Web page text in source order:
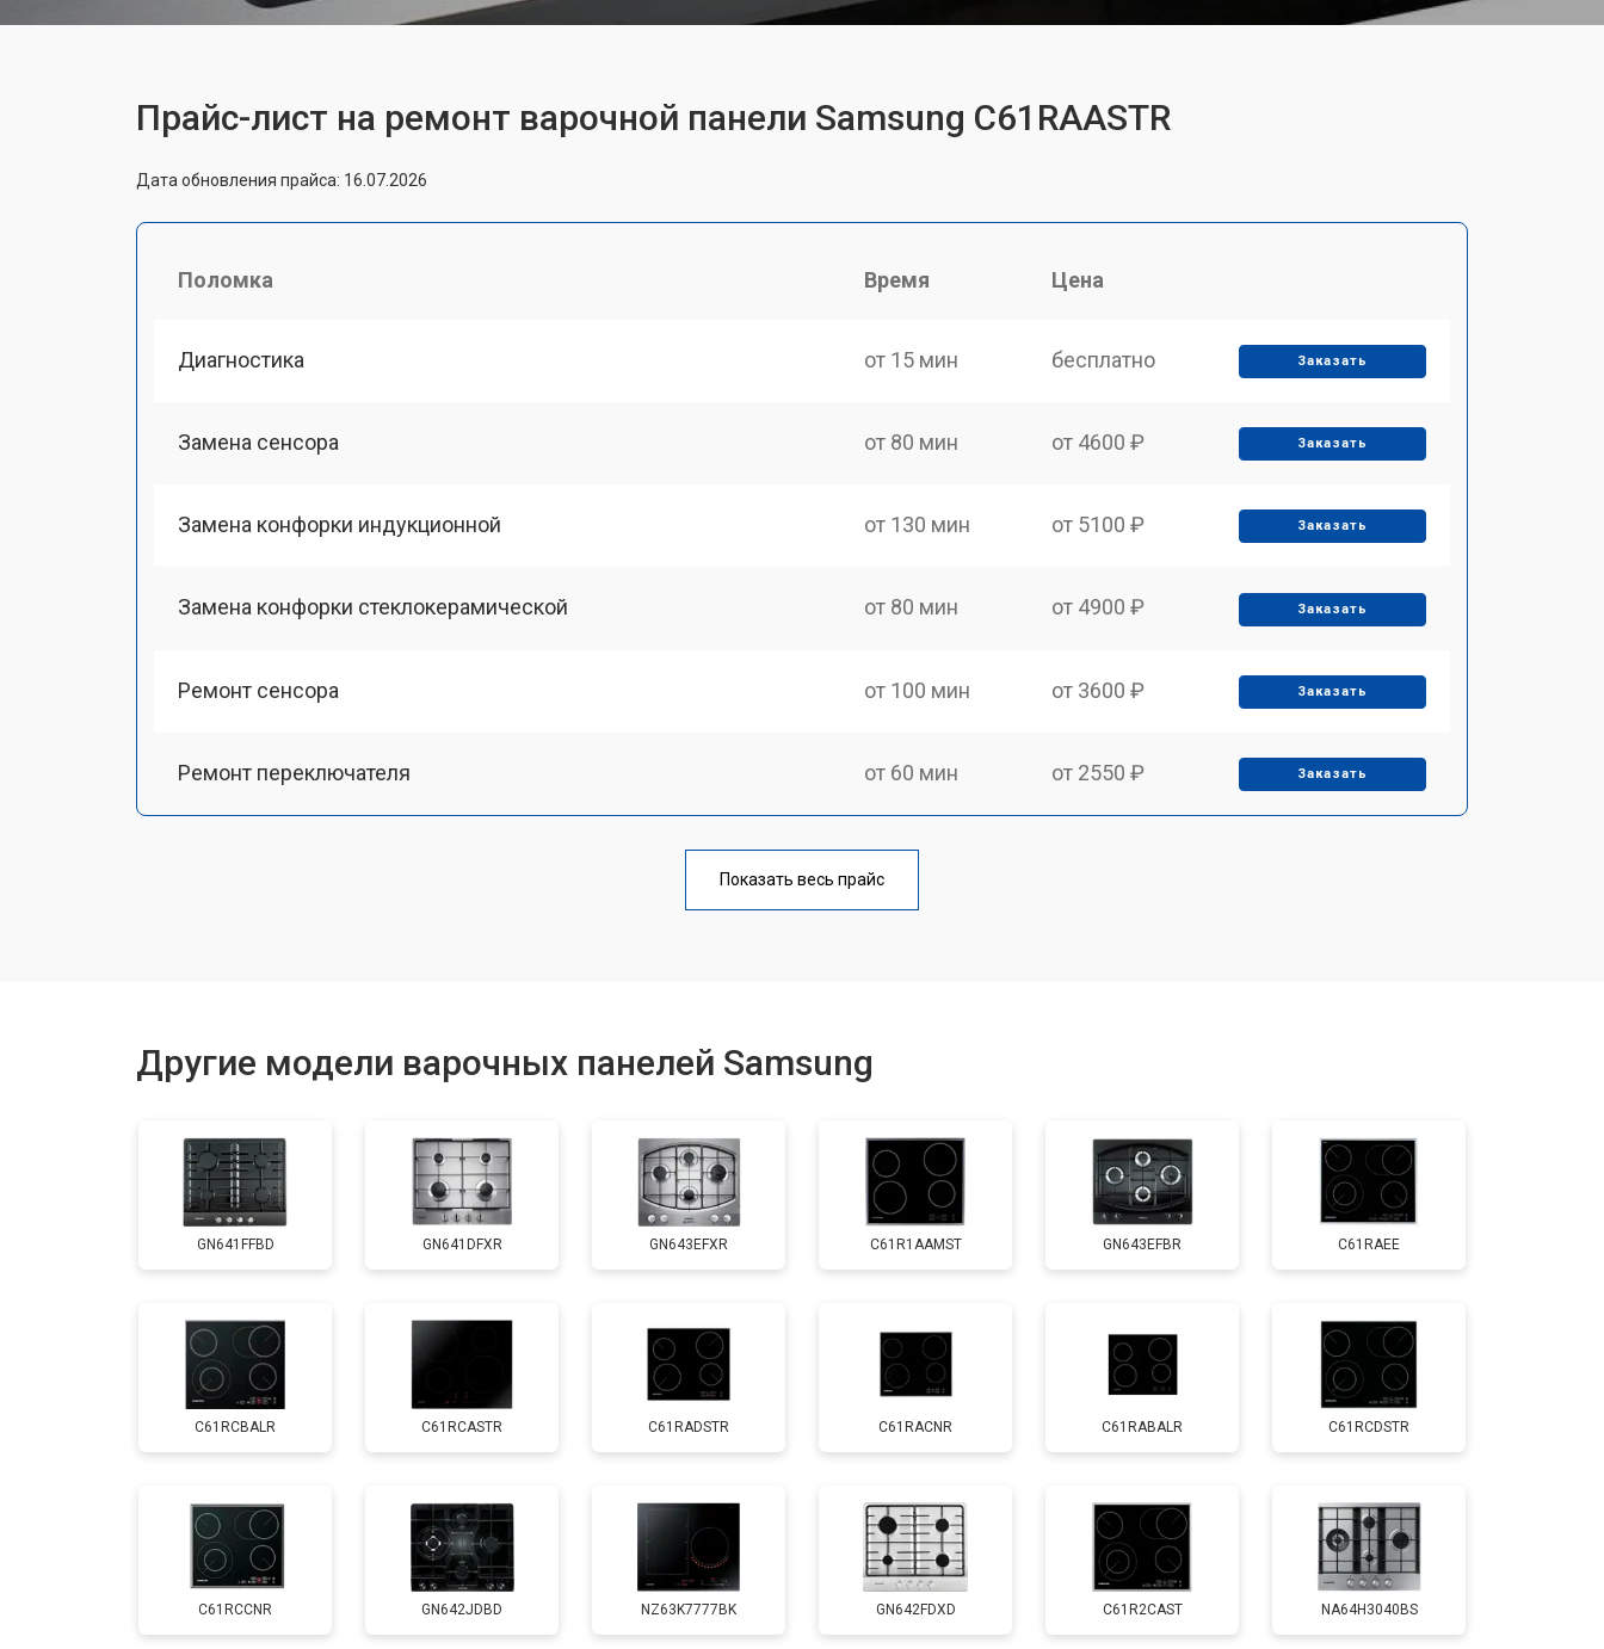
Прайс-лист на ремонт варочной панели Samsung C61RAASTR
Дата обновления прайса: 16.07.2026
Поломка Время Цена
Диагностика от 15 мин бесплатно Заказать
Замена сенсора от 80 мин от 4600 ₽ Заказать
Замена конфорки индукционной от 130 мин от 5100 ₽ Заказать
Замена конфорки стеклокерамической от 80 мин от 4900 ₽ Заказать
Ремонт сенсора от 100 мин от 3600 ₽ Заказать
Ремонт переключателя от 60 мин от 2550 ₽ Заказать
от 140 мин
Показать весь прайс
Другие модели варочных панелей Samsung
GN641FFBD GN641DFXR GN643EFXR C61R1AAMST GN643EFBR C61RAEE
C61RCBALR C61RCASTR C61RADSTR C61RACNR C61RABALR C61RCDSTR
C61RCCNR GN642JDBD NZ63K7777BK GN642FDXD C61R2CAST NA64H3040BS